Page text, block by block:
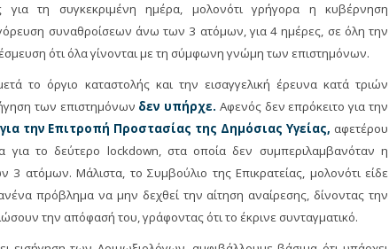
για τη συγκεκριμένη ημέρα, μολονότι γρήγορα η κυβέρνηση
συναθροίσεων άνω των 3 ατόμων, για 4 ημέρες, σε όλη την
ότι όλα γίνονται με τη σύμφωνη γνώμη των επιστημόνων.
το όργιο καταστολής και την εισαγγελική έρευνα κατά τριών
των επιστημόνων δεν υπήρχε. Αφενός δεν επρόκειτο για την
για την Επιτροπή Προστασίας της Δημόσιας Υγείας, αφετέρου
για το δεύτερο lockdown, στα οποία δεν συμπεριλαμβανόταν η
ατόμων. Μάλιστα, το Συμβούλιο της Επικρατείας, μολονότι είδε
πρόβλημα να μην δεχθεί την αίτηση αναίρεσης, δίνοντας την
την απόφασή του, γράφοντας ότι το έκρινε συνταγματικό.